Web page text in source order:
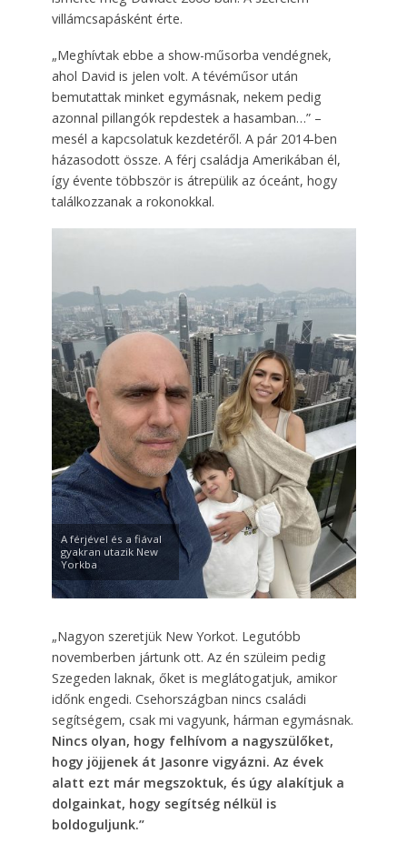
villámcsapásként érte.
„Meghívtak ebbe a show-műsorba vendégnek,
ahol David is jelen volt. A tévéműsor után
bemutattak minket egymásnak, nekem pedig
azonnal pillangók repdestek a hasamban…” –
mesél a kapcsolatuk kezdetéről. A pár 2014-ben
házasodott össze. A férj családja Amerikában él,
így évente többször is átrepülik az óceánt, hogy
találkozzanak a rokonokkal.
A férjével és a fiával
gyakran utazik New
Yorkba
„Nagyon szeretjük New Yorkot. Legutóbb
novemberben jártunk ott. Az én szüleim pedig
Szegeden laknak, őket is meglátogatjuk, amikor
időnk engedi. Csehországban nincs családi
segítségem, csak mi vagyunk, hárman egymásnak.
Nincs olyan, hogy felhívom a nagyszülőket,
hogy jöjjenek át Jasonre vigyázni. Az évek
alatt ezt már megszoktuk, és úgy alakítjuk a
dolgainkat, hogy segítség nélkül is
boldoguljunk.”